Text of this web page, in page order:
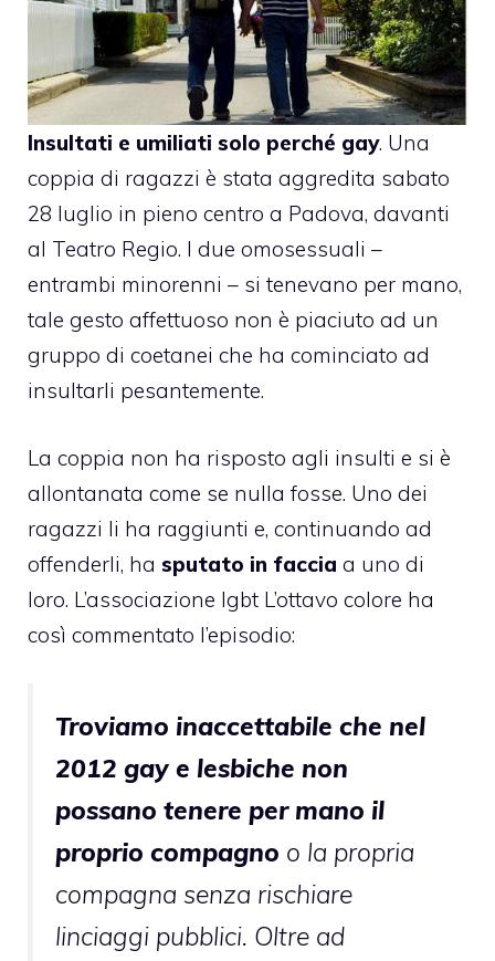
Insultati e umiliati solo perché gay. Una
coppia di ragazzi è stata aggredita sabato
28 luglio in pieno centro a Padova, davanti
al Teatro Regio. I due omosessuali –
entrambi minorenni – si tenevano per mano,
tale gesto affettuoso non è piaciuto ad un
gruppo di coetanei che ha cominciato ad
insultarli pesantemente.
La coppia non ha risposto agli insulti e si è
allontanata come se nulla fosse. Uno dei
ragazzi li ha raggiunti e, continuando ad
offenderli, ha sputato in faccia a uno di
loro. L’associazione lgbt L’ottavo colore ha
così commentato l’episodio:
Troviamo inaccettabile che nel
2012 gay e lesbiche non
possano tenere per mano il
proprio compagno o la propria
compagna senza rischiare
linciaggi pubblici. Oltre ad